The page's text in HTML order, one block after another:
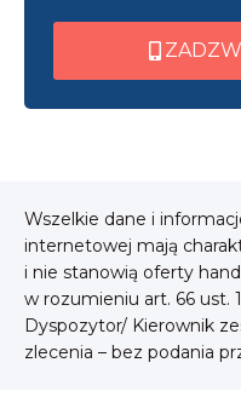
Wszelkie dane i
internetowej mają
i nie stanowią oferty
w rozumieniu art. 66 ust.
Dyspozytor/ Kierownik
zlecenia – bez podania